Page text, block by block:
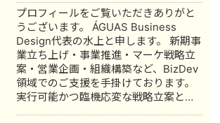
プロフィールをご覧いただきありがと
うございます。 ÁGUAS Business
Design代表の水上と申します。 新期事
業立ち上げ・事業推進・マーケ戦略立
案・営業企画・組織構築など、BizDev
領域でのご支援を手掛けております。
実行可能かつ臨機応変な戦略立案と実